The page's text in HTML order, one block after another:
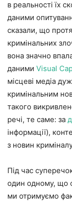
в реальності їх
даними
сказали, що
кримінальних
вона значно
даними Visual
місцеві медіа
кримінальним
такого
речі, те саме: за
інформації),
з новин
Під час
один одному, що
ми отримуємо